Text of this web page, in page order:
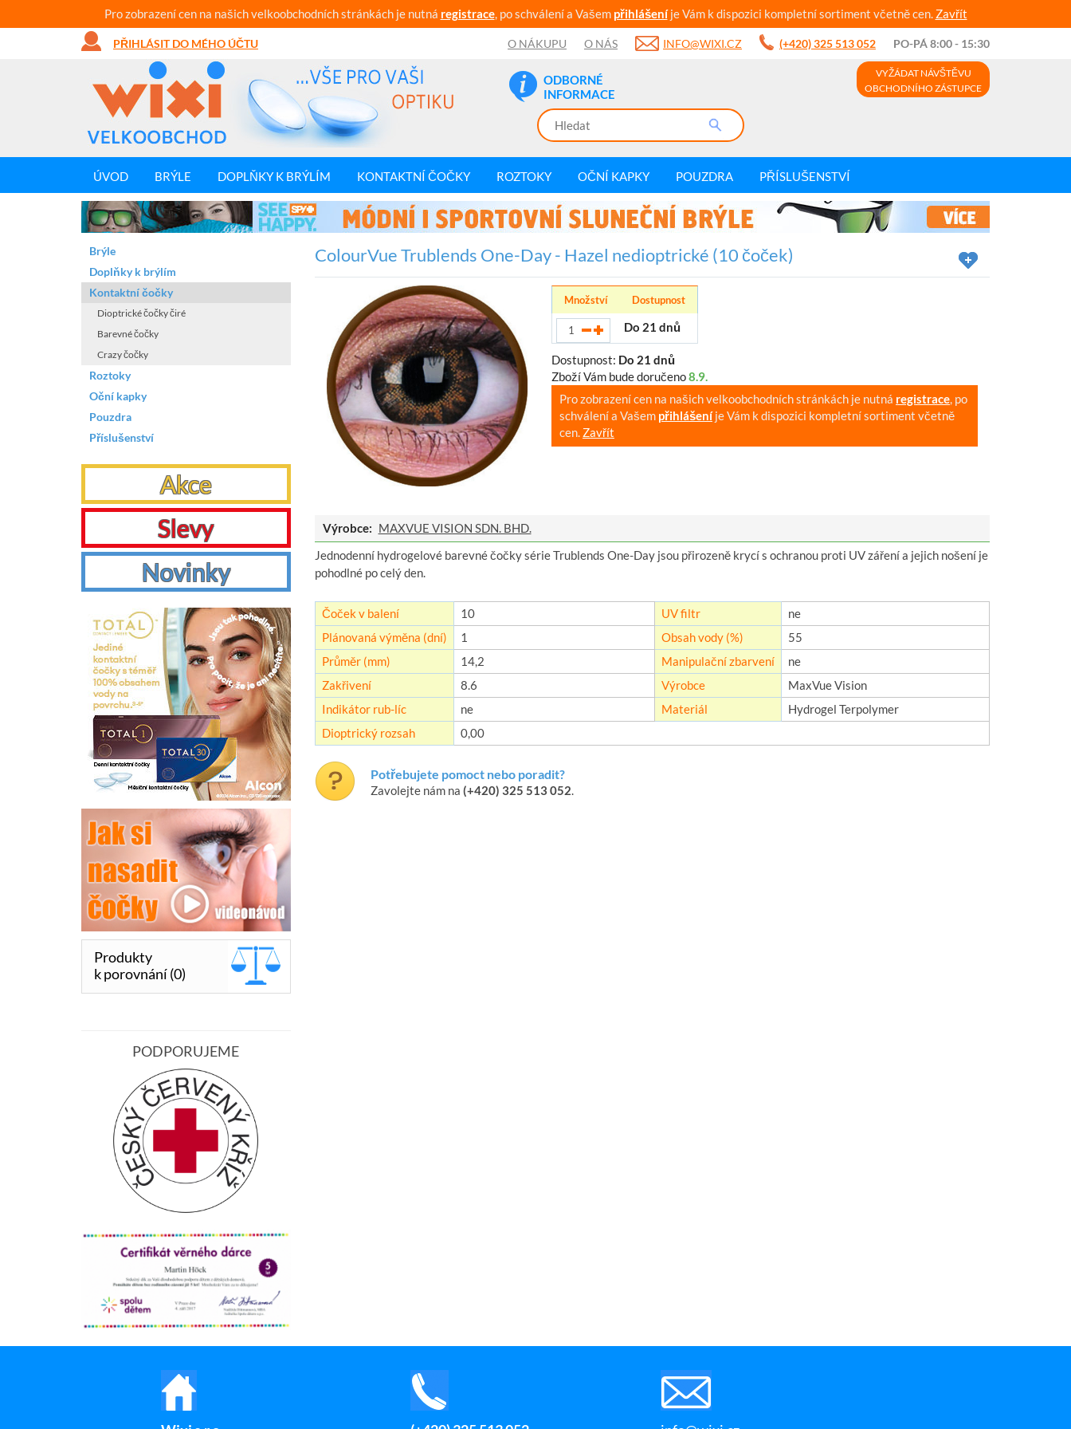
Pro zobrazení cen na našich velkoobchodních stránkách je nutná registrace, po schválení a Vašem přihlášeníje Vám k dispozici kompletní sortiment včetně cen. Zavřít
PŘIHLÁSIT DO MÉHO ÚČTU O NÁKUPU O NÁS INFO@WIXI.CZ (+420) 325 513 052 PO-PÁ 8:00 - 15:30
ODBORNÉ
INFORMACE
VYŽÁDAT NÁVŠTĚVU
OBCHODNÍHO ZÁSTUPCE
ÚVOD BRÝLE DOPLŇKY K BRÝLÍM KONTAKTNÍ ČOČKY ROZTOKY OČNÍ KAPKY POUZDRA PŘÍSLUŠENSTVÍ
ColourVue Trublends One-Day - Hazel nedioptrické (10 čoček)
Množství Dostupnost
Do 21 dnů
Dostupnost: Do 21 dnů
Zboží Vám bude doručeno8.9.
Pro zobrazení cen na našich velkoobchodních stránkách je nutná registrace, po
schválení a Vašem přihlášeníje Vám k dispozici kompletní sortiment včetně
cen. Zavřít
Výrobce: MAXVUE VISION SDN. BHD.
Jednodenní hydrogelové barevné čočky série Trublends One-Day jsou přirozeně krycí s ochranou proti UV záření a jejich nošení je
pohodlné po celý den.
Čoček v balení 10 UV filtr
ne
Plánovaná výměna (dní)
1 Obsah vody (%)
55
Průměr (mm)
14,2 Manipulační zbarvení
ne
Zakřivení
8.6 Výrobce
MaxVue Vision
Indikátor rub-líc
ne Materiál
Hydrogel Terpolymer
Dioptrický rozsah
0,00
Potřebujete pomoct nebo poradit?
Zavolejte nám na (+420) 325 513 052.
Brýle
Doplňky k brýlím
Kontaktní čočky
Dioptrické čočky čiré
Barevné čočky
Crazy čočky
Roztoky
Oční kapky
Pouzdra
Příslušenství
Akce
Slevy
Novinky
Produkty
k porovnání (0)
PODPORUJEME